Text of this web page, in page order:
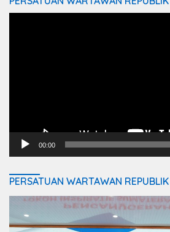
00:00
PERSATUAN WARTAWAN